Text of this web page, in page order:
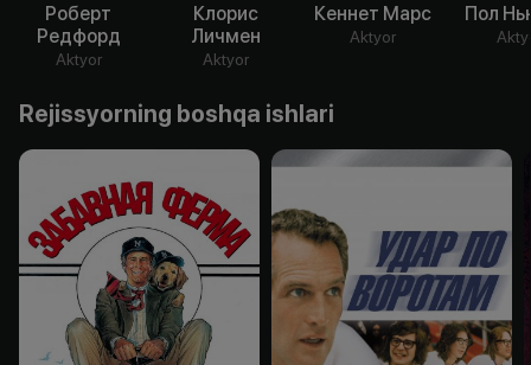
Роберт
Редфорд
Aktyor
Клорис
Личмен
Aktyor
Кеннет Марс
Aktyor
Пол
Rejissyorning boshqa ishlari